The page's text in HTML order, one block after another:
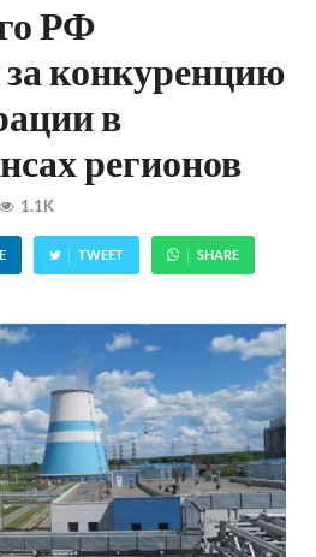
РФ
конкуренцию
в
регионов
1.1K
TWEET SHARE